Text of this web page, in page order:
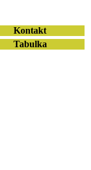
Kontakt
Tabulka